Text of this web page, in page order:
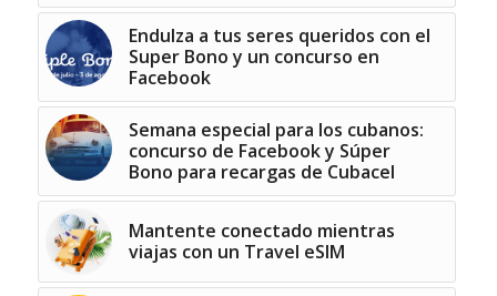
Endulza a tus seres queridos con el
Super Bono y un concurso en
Facebook
Semana especial para los cubanos:
concurso de Facebook y Súper
Bono para recargas de Cubacel
Mantente conectado mientras
viajas con un Travel eSIM